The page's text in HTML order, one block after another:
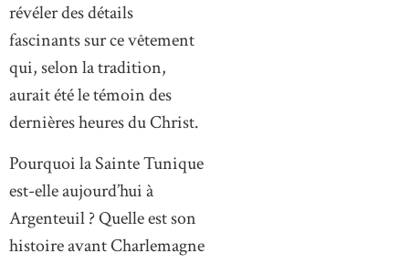
révéler des détails
fascinants sur ce vêtement
qui, selon la tradition,
aurait été le témoin des
dernières heures du Christ.
Pourquoi la Sainte Tunique
est-elle aujourd’hui à
Argenteuil ? Quelle est son
histoire avant Charlemagne